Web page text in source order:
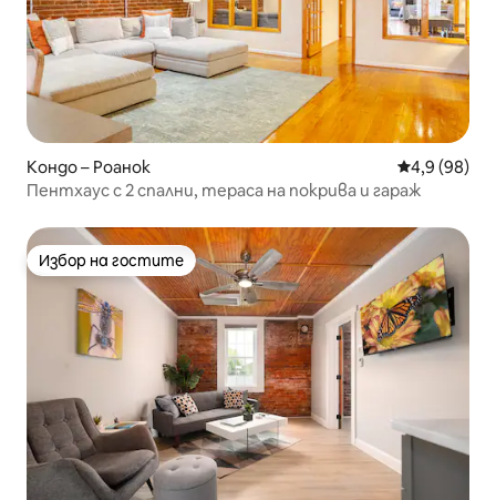
Кондо – Роанок Средна
4,9 (98)
Пентхаус с 2 спални, тераса на покрива и гараж
Избор на гостите
Избор на гостите